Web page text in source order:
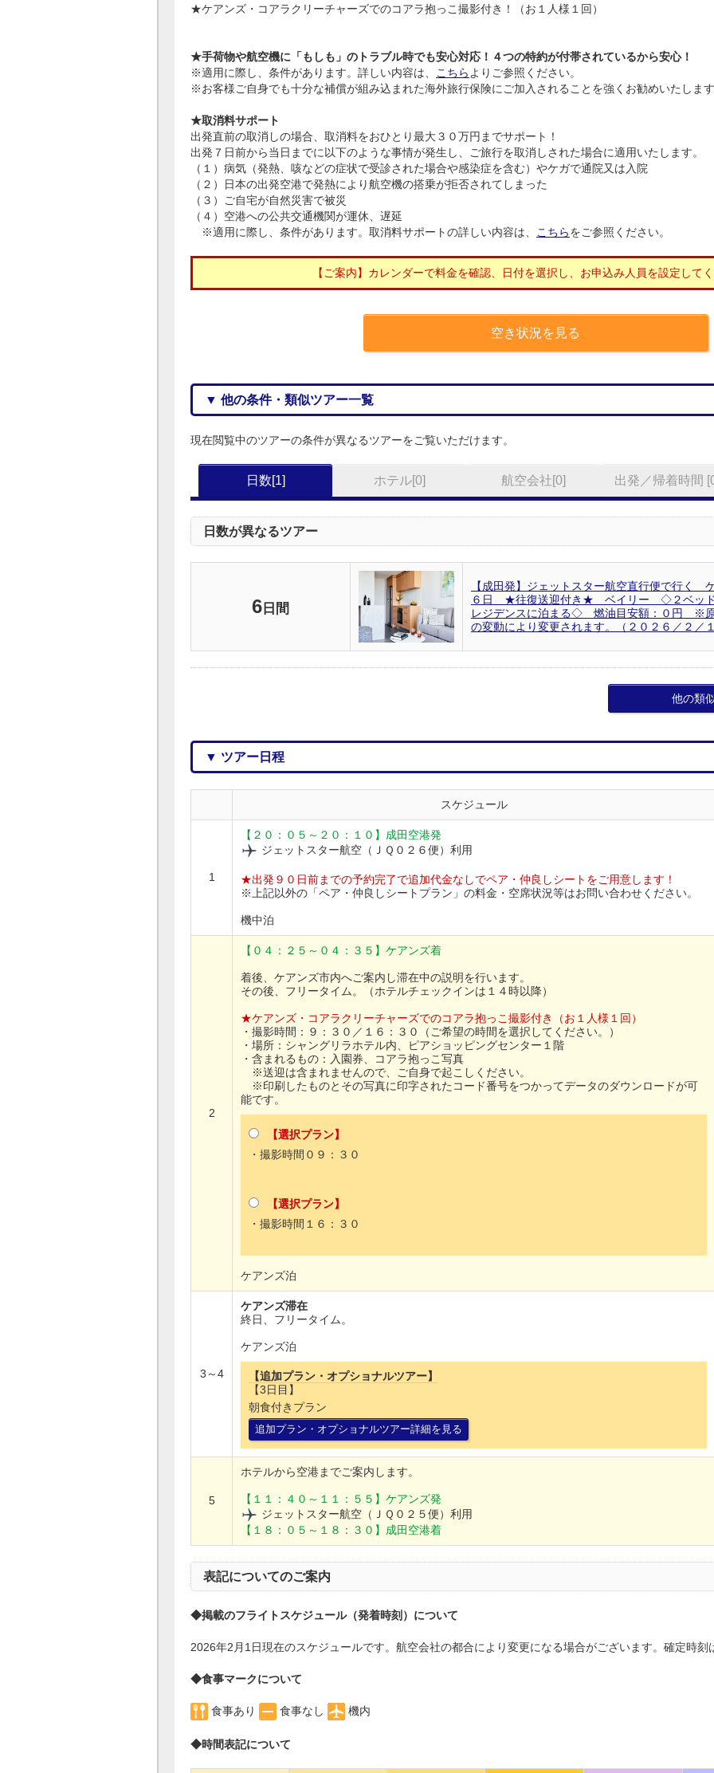
★ケアンズ・コアラクリーチャーズでのコアラ抱っこ撮影付き！（お１人様１回）
★手荷物や航空機に「もしも」のトラブル時でも安心対応！４つの特約が付帯されているから安心！
※適用に際し、条件があります。詳しい内容は、
こちら よりご参照ください。
※お客様ご自身でも十分な補償が組み込まれた海外旅行保険にご加入されることを強くお勧めいたします
★取消料サポート
出発直前の取消しの場合、取消料をおひとり最大３０万円までサポート！
出発７日前から当日までに以下のような事情が発生し、ご旅行を取消しされた場合に適用いたします。
（１）病気（発熱、咳などの症状で受診された場合や感染症を含む）やケガで通院又は入院
（２）日本の出発空港で発熱により航空機の搭乗が拒否されてしまった
（３）ご自宅が自然災害で被災
（４）空港への公共交通機関が運休、遅延
※適用に際し、条件があります。取消料サポートの詳しい内容は、
こちらをご参照ください。
【ご案内】カレンダーで料金を確認、日付を選択し、お申込み人員を設定してく
空き状況を見る
▼ 他の条件・類似ツアー一覧
現在閲覧中のツアーの条件が異なるツアーをご覧いただけます。
日数[1] ホテル[0] 航空会社[0] 出発／帰着時間
日数が異なるツアー
6 日間
【成田発】ジェットスター航空直行便で行く
６日 ★往復送迎付き★ ベイリー ◇２ベッド
レジデンスに泊まる◇ 燃油目安額：０円 ※
の変動により変更されます。（２０２６／２／１
他の類
▼ ツアー日程
スケジュール
1
【２０：０５～２０：１０】成田空港発
ジェットスター航空（ＪＱ０２６便）利用
★出発９０日前までの予約完了で追加代金なしでペア・仲良しシートをご用意します！
※上記以外の「ペア・仲良しシートプラン」の料金・空席状況等はお問い合わせください。
機中泊
2
【０４：２５～０４：３５】ケアンズ着
着後、ケアンズ市内へご案内し滞在中の説明を行います。
その後、フリータイム。（ホテルチェックインは１４時以降）
★ケアンズ・コアラクリーチャーズでのコアラ抱っこ撮影付き（お１人様１回）
・撮影時間：９：３０／１６：３０（ご希望の時間を選択してください。）
・場所：シャングリラホテル内、ピアショッピングセンター１階
・含まれるもの：入園券、コアラ抱っこ写真
※送迎は含まれませんので、ご自身で起こしください。
※印刷したものとその写真に印字されたコード番号をつかってデータのダウンロードが可
能です。
【選択プラン】
・撮影時間０９：３０
【選択プラン】
・撮影時間１６：３０
ケアンズ泊
3～4
ケアンズ滞在
終日、フリータイム。
ケアンズ泊
【追加プラン・オプショナルツアー】
【3日目】
朝食付きプラン
追加プラン・オプショナルツアー詳細を見る
5
ホテルから空港までご案内します。
【１１：４０～１１：５５】ケアンズ発
ジェットスター航空（ＪＱ０２５便）利用
【１８：０５～１８：３０】成田空港着
表記についてのご案内
◆掲載のフライトスケジュール（発着時刻）について
2026年2月1日現在のスケジュールです。航空会社の都合により変更になる場合がございます。確定時刻
◆食事マークについて
食事あり 食事なし 機内
◆時間表記について